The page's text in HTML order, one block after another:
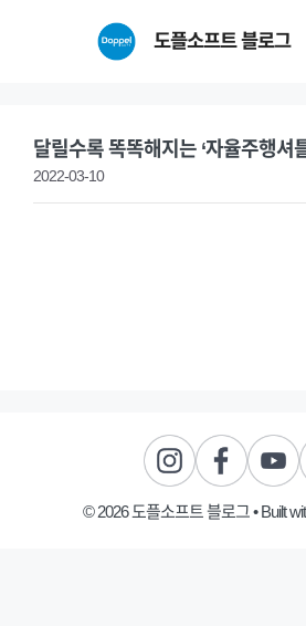
도플소프트 블로그
달릴수록 똑똑해지는 ‘자율주행셔
2022-03-10
© 2026 도플소프트 블로그• Built